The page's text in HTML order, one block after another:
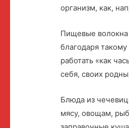
организм, как,
Пищевые волокна
благодаря
работать «как
себя, своих
Блюда из
мясу, овощам,